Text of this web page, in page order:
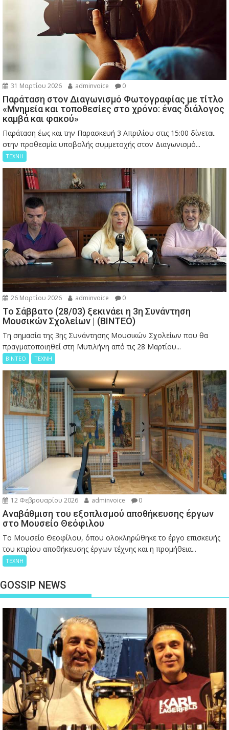
31 Μαρτίου 2026 adminvoice 0
Παράταση στον Διαγωνισμό Φωτογραφίας με τίτλο
«Μνημεία και τοποθεσίες στο χρόνο: ένας διάλογος
καμβά και φακού»
Παράταση έως και την Παρασκευή 3 Απριλίου στις 15:00 δίνεται
στην προθεσμία υποβολής συμμετοχής στον Διαγωνισμό...
ΤΕΧΝΗ
26 Μαρτίου 2026 adminvoice 0
Το Σάββατο (28/03) ξεκινάει η 3η Συνάντηση
Μουσικών Σχολείων | (ΒΙΝΤΕΟ)
Τη σημασία της 3ης Συνάντησης Μουσικών Σχολείων που θα
πραγματοποιηθεί στη Μυτιλήνη από τις 28 Μαρτίου...
ΒΙΝΤΕΟ ΤΕΧΝΗ
12 Φεβρουαρίου 2026 adminvoice 0
Αναβάθμιση του εξοπλισμού αποθήκευσης έργων
στο Μουσείο Θεόφιλου
Το Μουσείο Θεοφίλου, όπου ολοκληρώθηκε το έργο επισκευής
του κτιρίου αποθήκευσης έργων τέχνης και η προμήθεια...
ΤΕΧΝΗ
GOSSIP NEWS